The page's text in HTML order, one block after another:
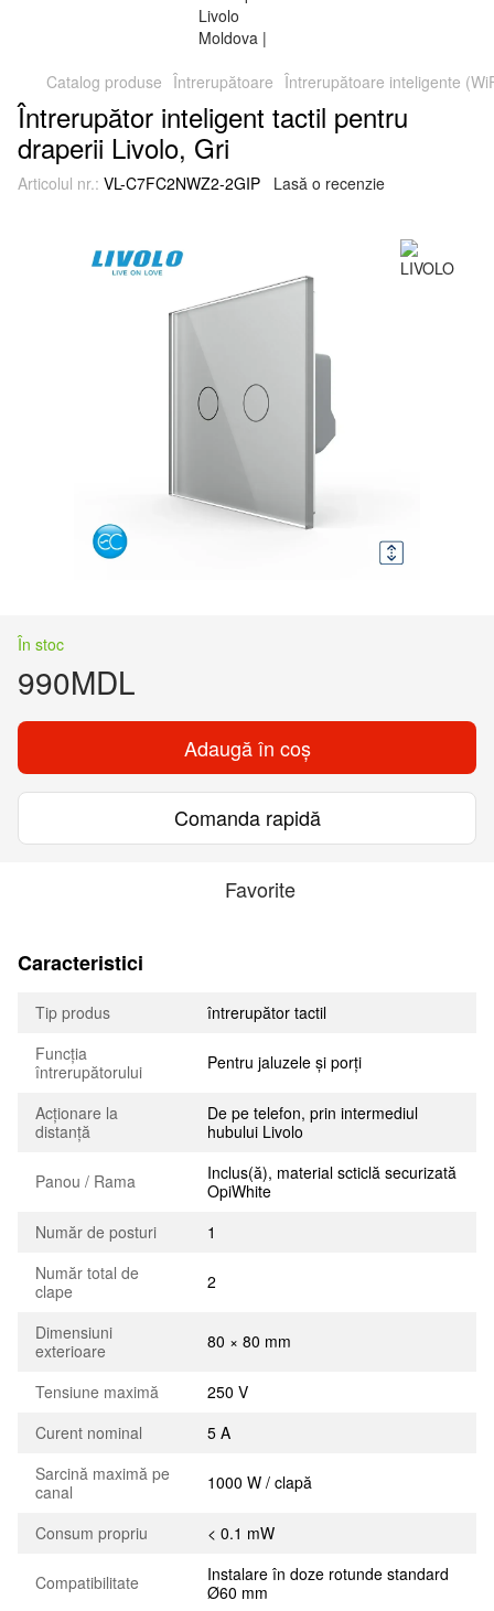
Catalog produse Întrerupătoare Întrerupătoare inteligente
Întrerupător inteligent tactil pentru
draperii Livolo, Gri
Articolul nr.: VL-C7FC2NWZ2-2GIP Lasă o recenzie
În stoc
990MDL
Adaugă în coș
Comanda rapidă
Favorite
Caracteristici
Tip produs
întrerupător tactil
Funcția
întrerupătorului
Pentru jaluzele și porți
Acționare la
distanță
De pe telefon, prin intermediul
hubului Livolo
Panou / Rama
Inclus(ă), material scticlă securizată
OpiWhite
Număr de posturi
1
Număr total de
clape
2
Dimensiuni
exterioare
80 × 80 mm
Tensiune maximă
250 V
Curent nominal
5 A
Sarcină maximă pe
canal
1000 W / clapă
Consum propriu < 0.1 mW
Compatibilitate
Instalare în doze rotunde standard
Ø60 mm